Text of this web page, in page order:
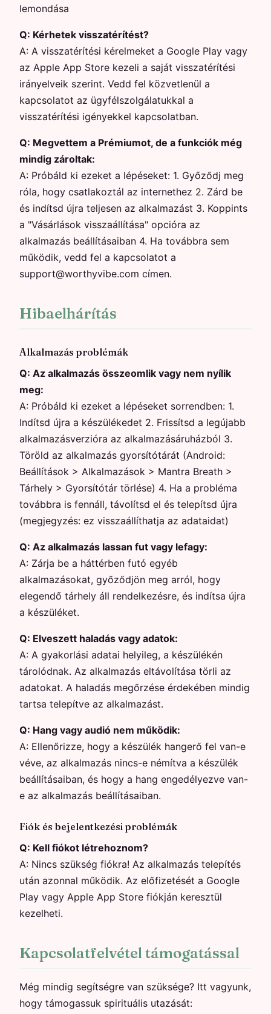
lemondása
Q: Kérhetek visszatérítést?
A: A visszatérítési kérelmeket a Google Play vagy
az Apple App Store kezeli a saját visszatérítési
irányelveik szerint. Vedd fel közvetlenül a
kapcsolatot az ügyfélszolgálatukkal a
visszatérítési igényekkel kapcsolatban.
Q: Megvettem a Prémiumot, de a funkciók még
mindig zároltak:
A: Próbáld ki ezeket a lépéseket: 1. Győződj meg
róla, hogy csatlakoztál az internethez 2. Zárd be
és indítsd újra teljesen az alkalmazást 3. Koppints
a "Vásárlások visszaállítása" opcióra az
alkalmazás beállításaiban 4. Ha továbbra sem
működik, vedd fel a kapcsolatot a
support@worthyvibe.com címen.
Hibaelhárítás
Alkalmazás problémák
Q: Az alkalmazás összeomlik vagy nem nyílik
meg:
A: Próbáld ki ezeket a lépéseket sorrendben: 1.
Indítsd újra a készülékedet 2. Frissítsd a legújabb
alkalmazásverzióra az alkalmazásáruházból 3.
Töröld az alkalmazás gyorsítótárát (Android:
Beállítások > Alkalmazások > Mantra Breath >
Tárhely > Gyorsítótár törlése) 4. Ha a probléma
továbbra is fennáll, távolítsd el és telepítsd újra
(megjegyzés: ez visszaállíthatja az adataidat)
Q: Az alkalmazás lassan fut vagy lefagy:
A: Zárja be a háttérben futó egyéb
alkalmazásokat, győződjön meg arról, hogy
elegendő tárhely áll rendelkezésre, és indítsa újra
a készüléket.
Q: Elveszett haladás vagy adatok:
A: A gyakorlási adatai helyileg, a készülékén
tárolódnak. Az alkalmazás eltávolítása törli az
adatokat. A haladás megőrzése érdekében mindig
tartsa telepítve az alkalmazást.
Q: Hang vagy audió nem működik:
A: Ellenőrizze, hogy a készülék hangerő fel van-e
véve, az alkalmazás nincs-e némítva a készülék
beállításaiban, és hogy a hang engedélyezve van-
e az alkalmazás beállításaiban.
Fiók és bejelentkezési problémák
Q: Kell fiókot létrehoznom?
A: Nincs szükség fiókra! Az alkalmazás telepítés
után azonnal működik. Az előfizetését a Google
Play vagy Apple App Store fiókján keresztül
kezelheti.
Kapcsolatfelvétel támogatással
Még mindig segítségre van szüksége? Itt vagyunk,
hogy támogassuk spirituális utazását: